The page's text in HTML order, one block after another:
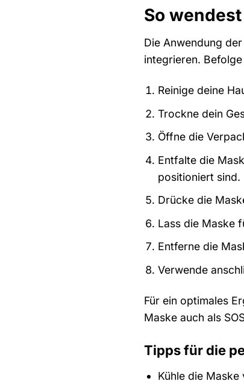
So
Die Anwendung
integrieren.
Reinige deine
Trockne dein
Öffne die
Entfalte die
positioniert sind.
Drücke die
Lass die Maske
Entferne die
Verwende
Für ein optimales
Maske auch als
Tipps für die
Kühle die